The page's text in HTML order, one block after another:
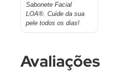
Sabonete Facial
LOA®. Cuide da sua
pele todos os dias!
Avaliações